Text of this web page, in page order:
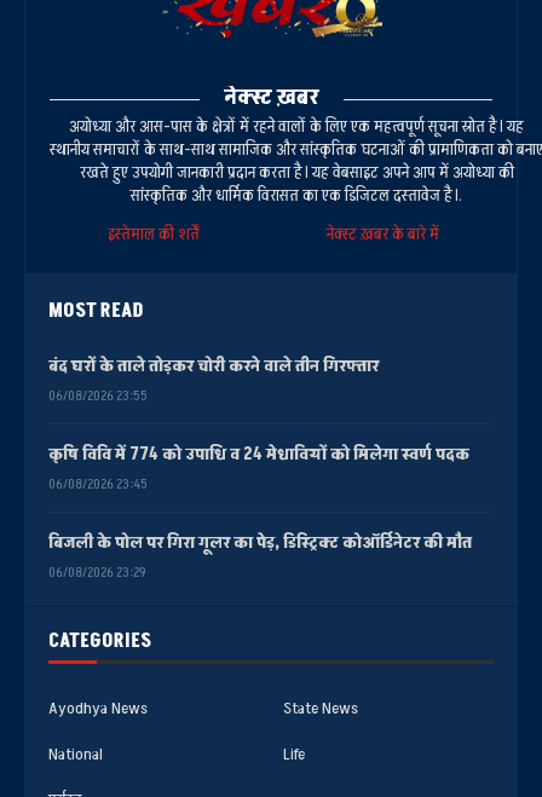
CATEGORIES
Ayodhya News
State News
National
Life
नेक्स्ट ख़बर
अयोध्या और आस-पास के क्षेत्रों में रहने वालों के लिए एक महत्वपूर्ण सूचना स्रोत है। यह
स्थानीय समाचारों के साथ-साथ सामाजिक और सांस्कृतिक घटनाओं की प्रामाणिकता को बनाए
रखते हुए उपयोगी जानकारी प्रदान करता है। यह वेबसाइट अपने आप में अयोध्या की
सांस्कृतिक और धार्मिक विरासत का एक डिजिटल दस्तावेज है।.
इस्तेमाल की शर्तें
नेक्स्ट ख़बर के बारे में
MOST READ
बंद घरों के ताले तोड़कर चोरी करने वाले तीन गिरफ्तार
06/08/2026 23:55
कृषि विवि में 774 को उपाधि व 24 मेधावियों को मिलेगा स्वर्ण पदक
06/08/2026 23:45
बिजली के पोल पर गिरा गूलर का पेड़, डिस्ट्रिक्ट कोऑर्डिनेटर की मौत
06/08/2026 23:29